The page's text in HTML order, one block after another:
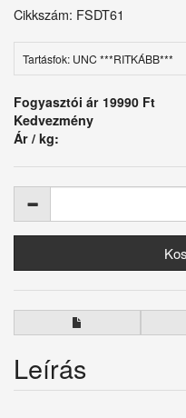
Cikkszám: FSDT61
Tartásfok: UNC ***RITKÁBB***
Fogyasztói ár 19990 Ft
Kedvezmény
Ár / kg:
Leírás